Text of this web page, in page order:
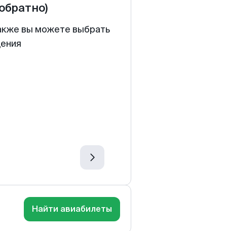
вы можете выбрать
Найти авиабилеты